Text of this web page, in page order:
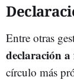
Entre otras
declaración
círculo más